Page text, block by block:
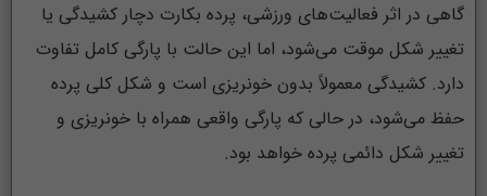
گاهی در اثر فعالیت‌های ورزشی، پرده بکارت دچار کشیدگی یا
تغییر شکل موقت می‌شود، اما این حالت با پارگی کامل تفاوت
دارد. کشیدگی معمولاً بدون خونریزی است و شکل کلی پرده
حفظ می‌شود، در حالی که پارگی واقعی همراه با خونریزی و
تغییر شکل دائمی پرده خواهد بود.